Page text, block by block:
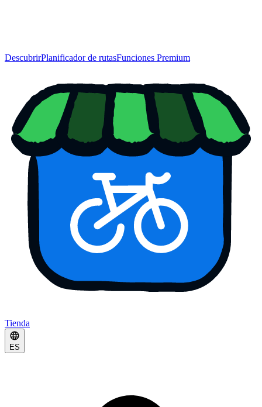
DescubrirPlanificador de rutasFunciones Premium
Tienda
ES